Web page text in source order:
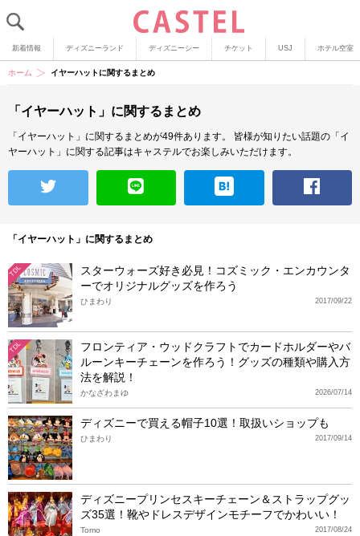
新着情報 ディズニーランド ディズニーシー チケット USJ ホテル空室
ホーム イヤーハットに関するまとめ
「イヤーハット」に関するまとめ
「イヤーハット」に関するまとめが49件あります。
皆様が知りたい話題の「イ
ヤーハット」に関する記事はキャステルでお楽しみいただけます。
「イヤーハット」に関するまとめ
TDL
スターウォーズ好き必見！コズミック・エンカウンタ
ーでオリジナルグッズを作ろう
2017/09/22
ひまわり
TDL
フロンティア・ウッドクラフトでカードホルダーやバ
ルーンキーチェーンを作ろう！グッズの種類や購入方
法を解説！
2026/07/14
かなざわまゆ
ディズニーで買える帽子10選！取扱いショップも
2017/09/14
ひまわり
ディズニープリンセスキーチェーン＆ストラップグッ
ズ35選！靴やドレスデザインモチーフでかわいい！
2017/08/24
Tomo